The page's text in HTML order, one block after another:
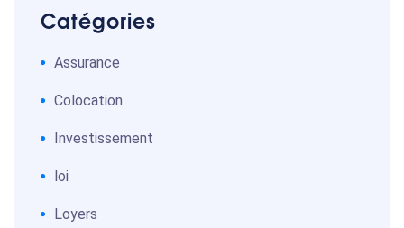
Catégories
Assurance
Colocation
Investissement
loi
Loyers